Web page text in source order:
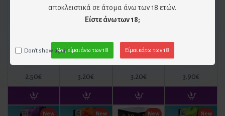
αποκλειστικά σε άτομα άνω των 18 ετών.
Είστε άνω των 18;
Ναι, είμαι άνω των 18 Είμαι κάτω των 18
Don't show again.
New
Σετ Πυρσός και Βάση για μπουκάλι
2.50€
New
Χρυσός Πυρσός Τούρτας (2 τεμ)
3.20€
New
Πυρσοί Τούρτας Rosegold (2 Τεμ)
3.20€ 3.90€
New New New New